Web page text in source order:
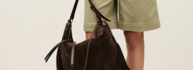
T-shirtsBEKIJK ALLES